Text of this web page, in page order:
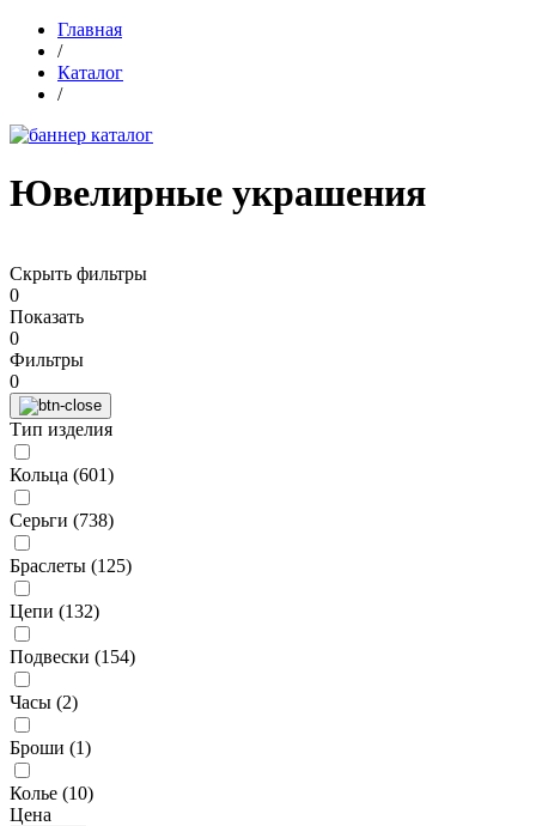
Главная
/
Каталог
/
Ювелирные украшения
Скрыть фильтры
0
Показать
0
Фильтры
0
Тип изделия
Кольца (601)
Серьги (738)
Браслеты (125)
Цепи (132)
Подвески (154)
Часы (2)
Броши (1)
Колье (10)
Цена